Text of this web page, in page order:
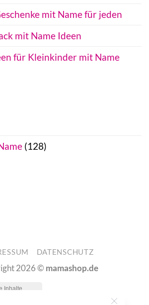
mit Name für jeden
mit Name Ideen
für Kleinkinder mit Name
(128)
DATENSCHUTZ
2026 © mamashop.de